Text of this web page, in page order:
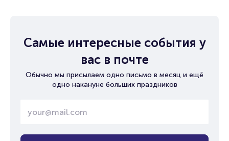
Самые интересные события у
вас в почте
Обычно мы присылаем одно письмо в месяц и ещё
одно накануне больших праздников